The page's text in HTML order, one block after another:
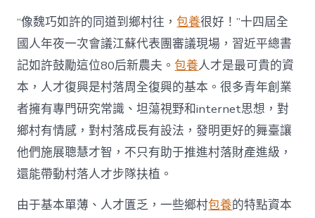
水
甜
心
寶
物
查
包
養
網
_
中
中
“像魏巧如許的同道到鄉村往，包養很好！”十四屆全
國人年夜一次會議江蘇代表團審議現場，習近平總書
記如許鼓勵這位80后新農夫。包養人才是最可貴的資
本，人才復興是村落周全復興的基本。很多青年創業
者擁有專門研究常識、坦蕩視野和internet思想，對
鄉村有情感，對村落成長有設法，發明更好的舞臺讓
他們施展聰慧才智，不只有助于推進村落財產進級，
還能帶動村落人才步隊扶植。
由于基本單薄、人才匱乏，一些鄉村包養的特點資本